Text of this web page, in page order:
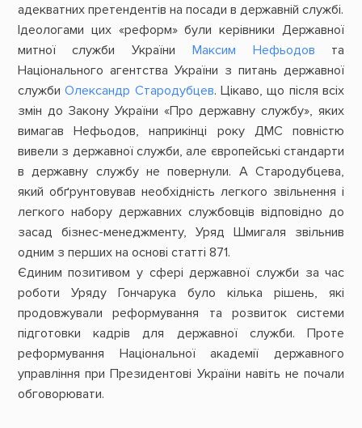
адекватних претендентів на посади в державній службі.
Ідеологами цих «реформ» були керівники Державної
митної служби України Максим Нефьодов та
Національного агентства України з питань державної
службиОлександр Стародубцев. Цікаво, що після всіх
змін до Закону України «Про державну службу», яких
вимагав Нефьодов, наприкінці року ДМС повністю
вивели з державної служби, але європейські стандарти
в державну службу не повернули. А Стародубцева,
який обґрунтовував необхідність легкого звільнення і
легкого набору державних службовців відповідно до
засад бізнес-менеджменту, Уряд Шмигаля звільнив
одним з перших на основі статті 871.
Єдиним позитивом у сфері державної служби за час
роботи Уряду Гончарука було кілька рішень, які
продовжували реформування та розвиток системи
підготовки кадрів для державної служби. Проте
реформування Національної академії державного
управління при Президентові України навіть не почали
обговорювати.